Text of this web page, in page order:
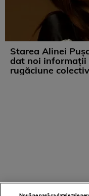
Starea Alinei
dat noi informații
rugăciune